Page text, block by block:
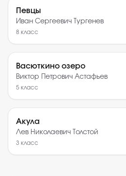
Певцы
Иван Сергеевич Тургенев
8 класс
Васюткино озеро
Виктор Петрович Астафьев
5 класс
Акула
Лев Николаевич Толстой
3 класс